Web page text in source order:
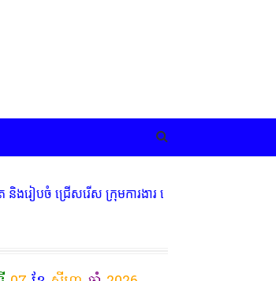
ស ក្រុមការងារ នៅតាមបណ្តាលរាជធានី ខេត្ត មានចំ